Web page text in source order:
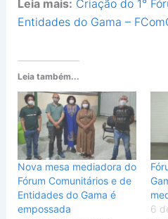
Leia mais: Criação do 1°
Entidades do Gama –
Leia também...
Nova mesa mediadora do
Fórum Comunitários e de
Entidades do Gama é
empossada
6